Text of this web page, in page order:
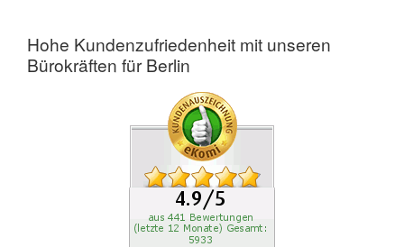
Hohe Kundenzufriedenheit mit unseren
Bürokräften für Berlin